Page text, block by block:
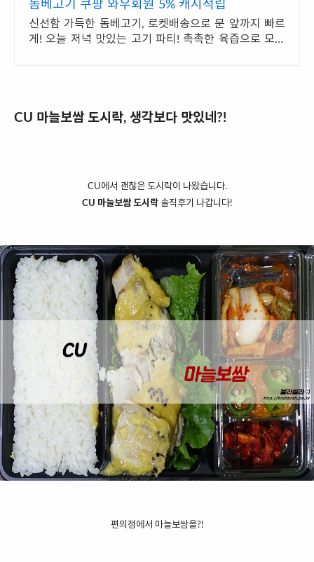
돔베고기 쿠팡 와우회원 5% 캐시적립
신선함 가득한 돔베고기, 로켓배송으로 문 앞까지 빠르
게! 오늘 저녁 맛있는 고기 파티! 촉촉한 육즙으로 모두
CU 마늘보쌈 도시락, 생각보다 맛있네?!
CU에서 괜찮은 도시락이 나왔습니다.
CU 마늘보쌈 도시락솔직후기 나갑니다!
편의점에서 마늘보쌈을?!